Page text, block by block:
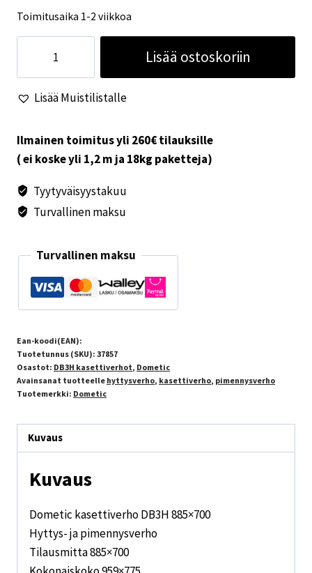
Toimitusaika 1-2 viikkoa
kasettiverho
DB3H
885x700
Lisää ostoskoriin
Lisää Muistilistalle
Ilmainen toimitus yli 260€ tilauksille
( ei koske yli 1,2 m ja 18kg paketteja)
Tyytyväisyystakuu
Turvallinen maksu
Turvallinen maksu
Ean-koodi(EAN):
Tuotetunnus (SKU): 37857
Osastot: DB3H kasettiverhot, Dometic
Avainsanat tuotteelle hyttysverho, kasettiverho, pimennysverho
Tuotemerkki: Dometic
Kuvaus
Kuvaus
Dometic kasettiverho DB3H 885×700
Hyttys- ja pimennysverho
Tilausmitta 885×700